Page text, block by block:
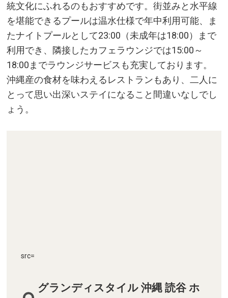
統文化にふれるのもおすすめです。街並みと水平線
を堪能できるプールは温水仕様で年中利用可能、ま
たナイトプールとして23:00（未成年は18:00）まで
利用でき、隣接したカフェラウンジでは15:00～
18:00までラウンジサービスも充実しております。
沖縄産の食材を味わえるレストランもあり、二人に
とって思い出深いステイになること間違いなしでし
ょう。
src=
グランディスタイル 沖縄 読谷 ホ